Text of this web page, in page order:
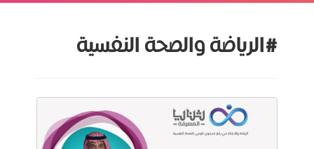
#الرياضة والصحة النفسية